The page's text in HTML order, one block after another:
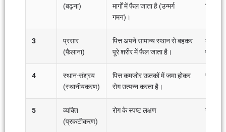
(बढ़ना)
मार्गों में फैल जाता है (उन्मर्ग
गमन)।
3
प्रसार
(फैलाना)
पित्त अपने सामान्य स्थान से बहकर
पूरे शरीर में फैल जाता है।
शरीर में
4
स्थान-संश्रय
(स्थानीयकरण)
पित्त कमजोर ऊतकों में जमा होकर
रोग उत्पन्न करता है।
जोड़ों में
5
व्यक्ति
(प्रकटीकरण)
रोग के स्पष्ट लक्षण